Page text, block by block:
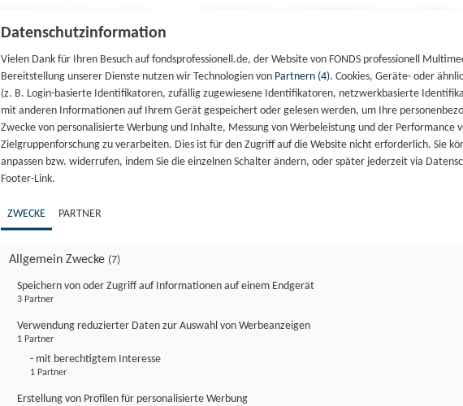
Datenschutzinformation
Vielen Dank für Ihren Besuch auf fondsprofessionell.de, der Website von FONDS professionell
Bereitstellung unserer Dienste nutzen wir Technologien von Partnern (4). Cookies, Geräte- oder
(z. B. Login-basierte Identifikatoren, zufällig zugewiesene Identifikatoren, netzwerkbasierte
mit anderen Informationen auf Ihrem Gerät gespeichert oder gelesen werden, um Ihre
Zwecke von personalisierte Werbung und Inhalte, Messung von Werbeleistung und der Performance
Zielgruppenforschung zu verarbeiten. Dies ist für den Zugriff auf die Website nicht erforderlich. Sie
anpassen bzw. widerrufen, indem Sie die einzelnen Schalter ändern, oder später jederzeit via
Footer-Link.
ZWECKE PARTNER
Allgemein Zwecke (7)
Speichern von oder Zugriff auf Informationen auf einem Endgerät
3 Partner
Verwendung reduzierter Daten zur Auswahl von Werbeanzeigen
1 Partner
- mit berechtigtem Interesse
1 Partner
Erstellung von Profilen für personalisierte Werbung